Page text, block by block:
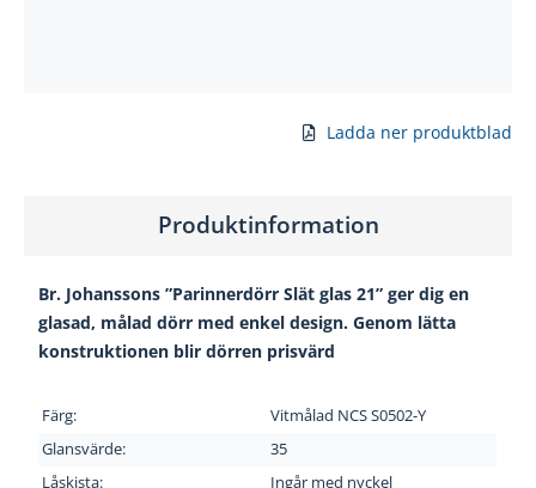
Ladda ner produktblad
Produktinformation
Br. Johanssons ”Parinnerdörr Slät glas 21” ger dig en
glasad, målad dörr med enkel design. Genom lätta
konstruktionen blir dörren prisvärd
Färg:
Vitmålad NCS S0502-Y
Glansvärde:
35
Låskista:
Ingår med nyckel